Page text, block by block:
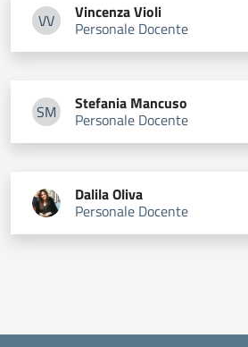
VVVincenza Violi
VincenzaVioli
Personale Docente
SMStefania Mancuso
Stefania Mancuso
Personale Docente
DalilaOliva
Personale Docente